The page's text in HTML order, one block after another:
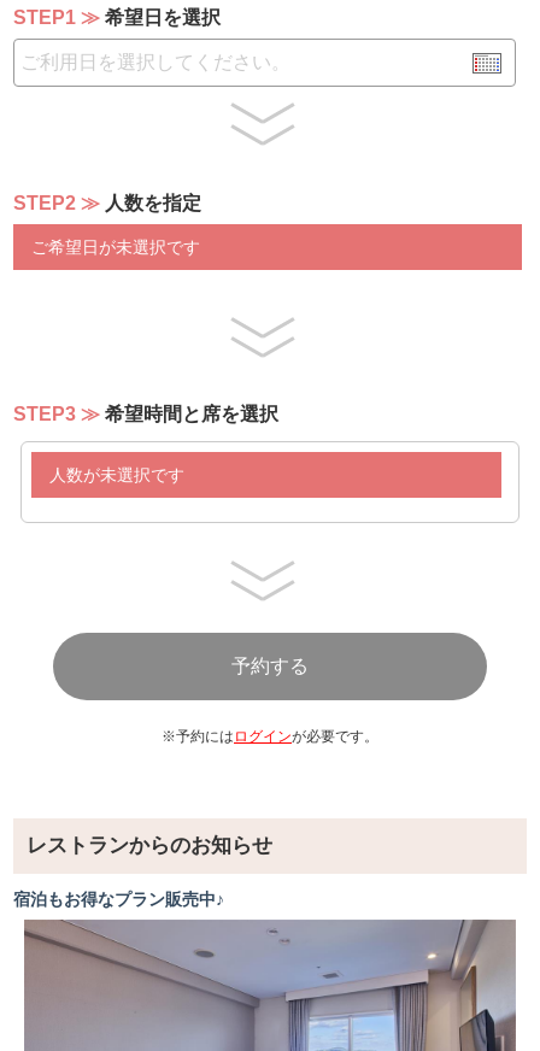
パンケーキ用チョコレートソース、メープルシロップ
※上記メニューより日替わりで提供いたしておりますので
STEP1 希望日を選択
STEP2 人数を指定
ご希望日が未選択です
STEP3 希望時間と席を選択
人数が未選択です
※予約には ログインが必要です。
レストランからのお知らせ
宿泊もお得なプラン販売中♪